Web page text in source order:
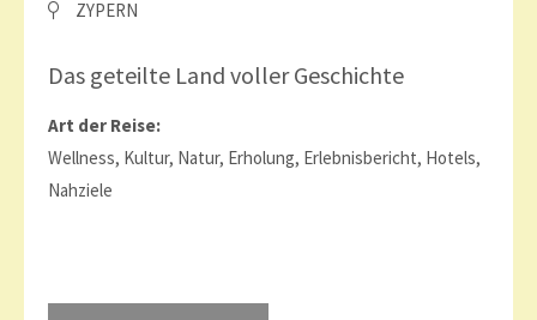
ZYPERN
Das geteilte Land voller Geschichte
Art der Reise:
Wellness, Kultur, Natur, Erholung, Erlebnisbericht, Hotels,
Nahziele